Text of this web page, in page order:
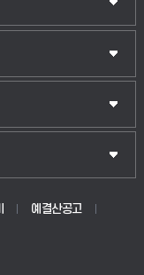
예결산공고